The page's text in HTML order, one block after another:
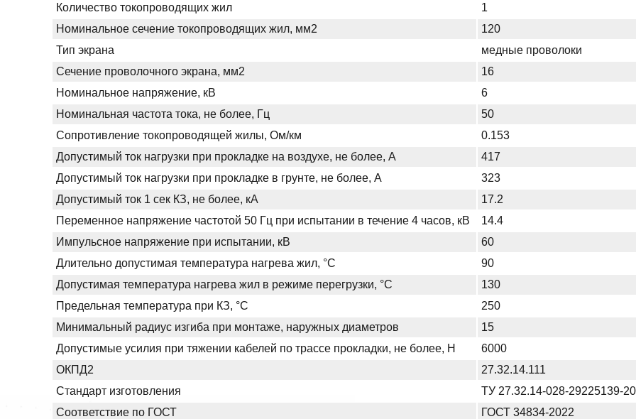
Количество токопроводящих жил
1
Номинальное сечение токопроводящих жил, мм2
120
Тип экрана
медные проволоки
Сечение проволочного экрана, мм2
16
Номинальное напряжение, кВ
6
Номинальная частота тока, не более, Гц
50
Сопротивление токопроводящей жилы, Ом/км
0.153
Допустимый ток нагрузки при прокладке на воздухе, не более, А
417
Допустимый ток нагрузки при прокладке в грунте, не более, А
323
Допустимый ток 1 сек КЗ, не более, кА
17.2
Переменное напряжение частотой 50 Гц при испытании в течение 4 часов, кВ
14.4
Импульсное напряжение при испытании, кВ
60
Длительно допустимая температура нагрева жил, °С
90
Допустимая температура нагрева жил в режиме перегрузки, °С
130
Предельная температура при КЗ, °С
250
Минимальный радиус изгиба при монтаже, наружных диаметров
15
Допустимые усилия при тяжении кабелей по трассе прокладки, не более, Н
6000
ОКПД2
27.32.14.111
Стандарт изготовления
ТУ 27.32.14-028-29225139-
Соответствие по ГОСТ
ГОСТ 34834-2022